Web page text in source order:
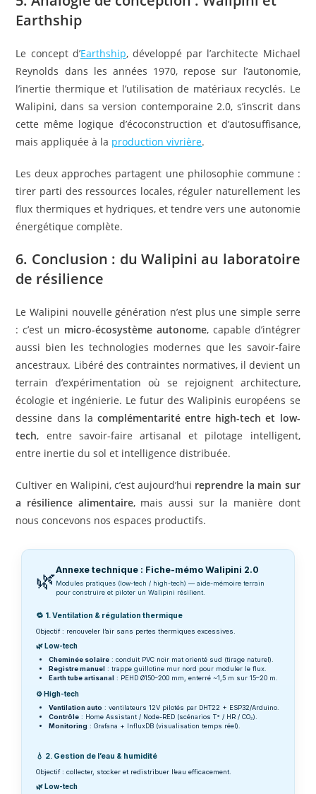
Earthship
Le concept d’Earthship, développé par l’architecte Michael
Reynolds dans les années 1970, repose sur l’autonomie,
l’inertie thermique et l’utilisation de matériaux recyclés. Le
Walipini, dans sa version contemporaine 2.0, s’inscrit dans
cette même logique d’écoconstruction et d’autosuffisance,
mais appliquée à la production vivrière.
Les deux approches partagent une philosophie commune :
tirer parti des ressources locales, réguler naturellement les
flux thermiques et hydriques, et tendre vers une autonomie
énergétique complète.
6. Conclusion : du Walipini au laboratoire
de résilience
Le Walipini nouvelle génération n’est plus une simple serre
: c’est un micro-écosystème autonome, capable d’intégrer
aussi bien les technologies modernes que les savoir-faire
ancestraux. Libéré des contraintes normatives, il devient un
terrain d’expérimentation où se rejoignent architecture,
écologie et ingénierie. Le futur des Walipinis européens se
dessine dans la complémentarité entre high-tech et low-
tech, entre savoir-faire artisanal et pilotage intelligent,
entre inertie du sol et intelligence distribuée.
Cultiver en Walipini, c’est aujourd’hui reprendre la main sur
a résilience alimentaire, mais aussi sur la manière dont
nous concevons nos espaces productifs.
🌿Annexe technique : Fiche-mémo Walipini 2.0
Modules pratiques (low-tech / high-tech) — aide-mémoire terrain
pour construire et piloter un Walipini résilient.
🔁 1. Ventilation & régulation thermique
Objectif : renouveler l’air sans pertes thermiques excessives.
🌿 Low-tech
Cheminée solaire: conduit PVC noir mat orienté sud (tirage naturel).
Registre manuel : trappe guillotine mur nord pour moduler le flux.
Earth tube artisanal : PEHD Ø150–200 mm, enterré ~1,5 m sur 15–20 m.
⚙️ High-tech
Ventilation auto : ventilateurs 12V pilotés par DHT22 + ESP32/Arduino.
Contrôle: Home Assistant / Node-RED (scénarios T° / HR / CO₂).
Monitoring : Grafana + InfluxDB (visualisation temps réel).
💧 2. Gestion de l’eau & humidité
Objectif : collecter, stocker et redistribuer l’eau efficacement.
🌿 Low-tech